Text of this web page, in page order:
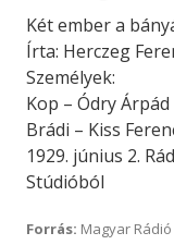
Két ember a
Írta: Herczeg
Személyek:
Kop – Ódry Árpád
Brádi – Kiss
1929. június 2.
Stúdióból
Forrás: Magyar